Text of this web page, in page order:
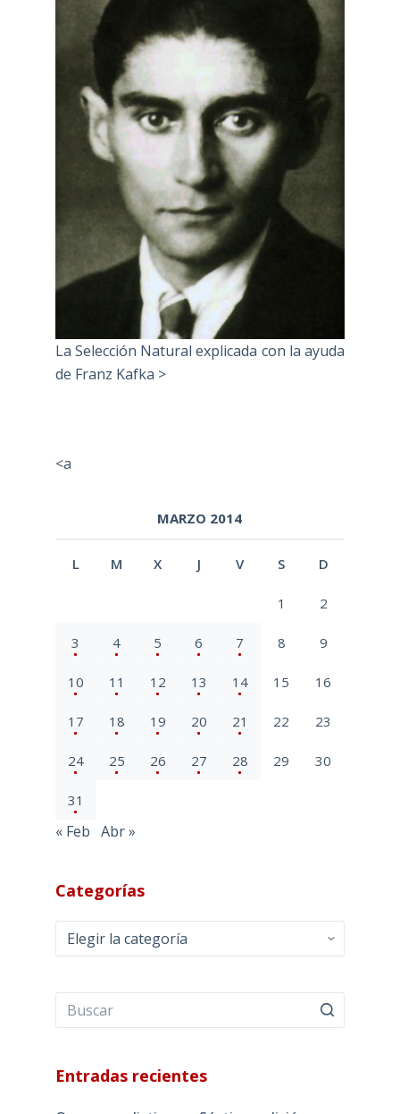
La Selección Natural explicada con la ayuda
de Franz Kafka >
<a
MARZO 2014
L M X J V S D
1 2
3 4 5 6 7 8 9
10 11 12 13 14 15 16
17 18 19 20 21 22 23
24 25 26 27 28 29 30
31
« Feb Abr »
Categorías
Categorías
Entradas recientes